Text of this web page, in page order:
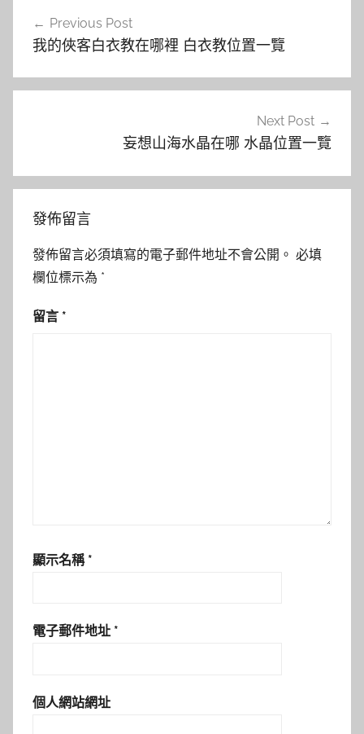
覽
Previous Post
我的俠客白衣教在哪裡 白衣教位置一覽
Next Post
妄想山海水晶在哪 水晶位置一覽
發佈留言
發佈留言必須填寫的電子郵件地址不會公開。 必填
欄位標示為 *
留言 *
顯示名稱 *
電子郵件地址 *
個人網站網址